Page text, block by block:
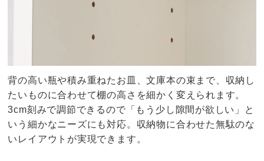
背の高い瓶や積み重ねたお皿、文庫本の束まで、収納し
たいものに合わせて棚の高さを細かく変えられます。
3cm刻みで調節できるので「もう少し隙間が欲しい」と
いう細かなニーズにも対応。収納物に合わせた無駄のな
いレイアウトが実現できます。